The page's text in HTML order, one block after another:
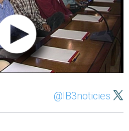
@IB3noticies